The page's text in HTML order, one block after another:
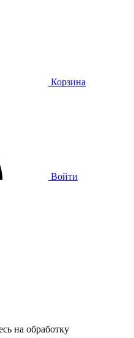
Корзина
Войти
на обработку